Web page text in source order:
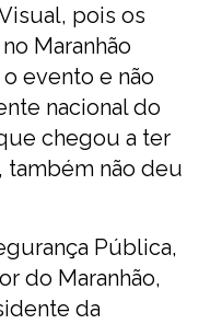
pois os
Maranhão
evento e não
nacional do
chegou a ter
também não deu
Pública,
do Maranhão,
da